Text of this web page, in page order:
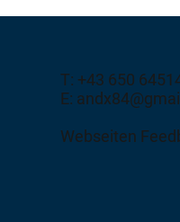
T: +43 650
E:
Webseiten